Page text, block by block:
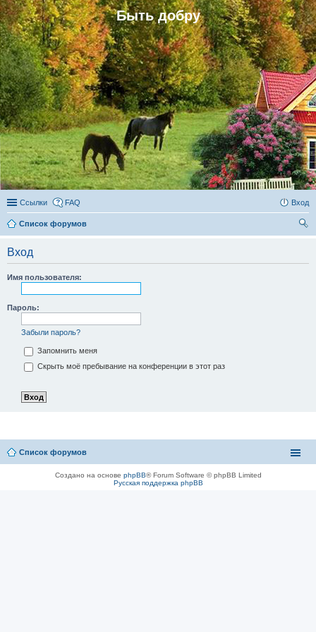
Быть добру
Ссылки FAQ Вход
Список форумов
Вход
Имя пользователя:
Пароль:
Забыли пароль?
Запомнить меня
Скрыть моё пребывание на конференции в этот раз
Список форумов
Создано на основе phpBB® Forum Software © phpBB Limited
Русская поддержка phpBB